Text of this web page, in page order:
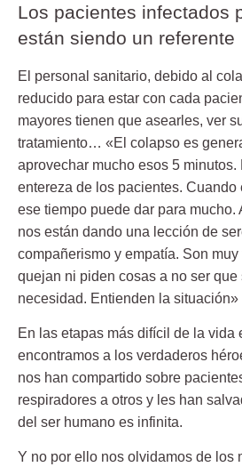
Los pacientes infectados
están siendo un referente
El personal sanitario, debido al
reducido para estar con cada
mayores tienen que asearles, ver
tratamiento… «El colapso es
aprovechar mucho esos 5
entereza de los pacientes. Cuando
ese tiempo puede dar para mucho.
nos están dando una lección de
compañerismo y empatía. Son
quejan ni piden cosas a no ser que
necesidad. Entienden la situación»
En las etapas más difícil de la vida
encontramos a los verdaderos
nos han compartido sobre
respiradores a otros y les han
del ser humano es infinita.
Y no por ello nos olvidamos de los